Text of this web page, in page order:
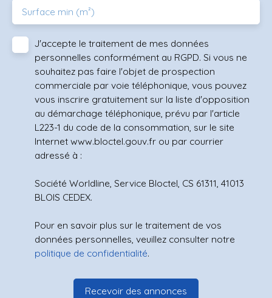
Surface min (m²)
J'accepte le traitement de mes données
personnelles conformément au RGPD. Si vous ne
souhaitez pas faire l'objet de prospection
commerciale par voie téléphonique, vous pouvez
vous inscrire gratuitement sur la liste d'opposition
au démarchage téléphonique, prévu par l'article
L223-1 du code de la consommation, sur le site
Internet www.bloctel.gouv.fr ou par courrier
adressé à :
Société Worldline, Service Bloctel, CS 61311, 41013
BLOIS CEDEX.
Pour en savoir plus sur le traitement de vos
données personnelles, veuillez consulter notre
politique de confidentialité.
Recevoir des annonces